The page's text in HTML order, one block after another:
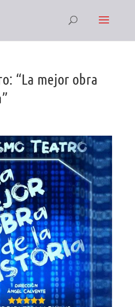
“La mejor obra